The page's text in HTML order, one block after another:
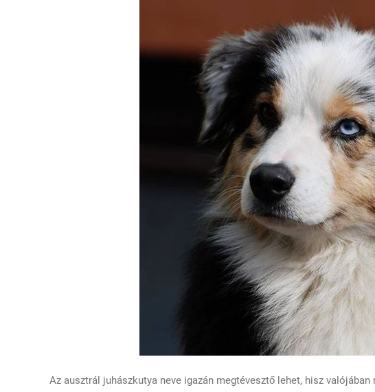
Az ausztrál juhászkutya neve igazán megtévesztő lehet, hisz